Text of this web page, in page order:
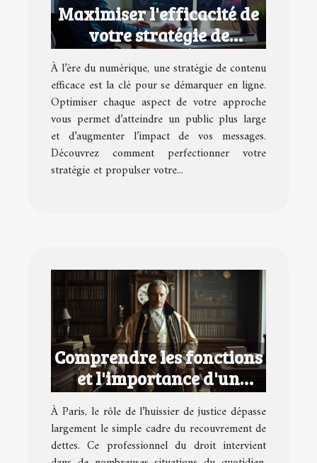
Maximiser l'efficacité de
votre stratégie de
contenu numérique
À l’ère du numérique, une stratégie de contenu
efficace est la clé pour se démarquer en ligne.
Optimiser chaque aspect de votre approche
vous permet d’atteindre un public plus large
et d’augmenter l’impact de vos messages.
Découvrez comment perfectionner votre
stratégie et propulser votre...
Comprendre les fonctions
et l'importance d'un
huissier de justice à Paris
À Paris, le rôle de l’huissier de justice dépasse
largement le simple cadre du recouvrement de
dettes. Ce professionnel du droit intervient